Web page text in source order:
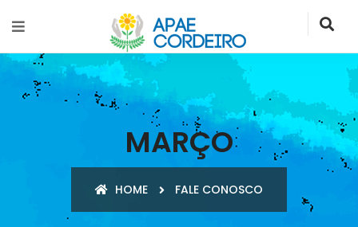
MARÇO
HOME FALE CONOSCO